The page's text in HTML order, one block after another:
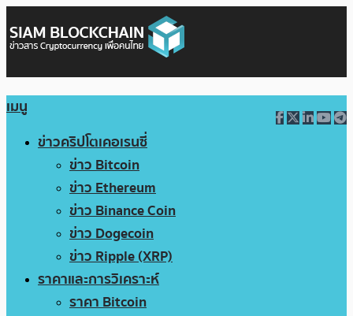
เมนู
ข่าวคริปโตเคอเรนซี่
ข่าว Bitcoin
ข่าว Ethereum
ข่าว Binance Coin
ข่าว Dogecoin
ข่าว Ripple (XRP)
ราคาและการวิเคราะห์
ราคา Bitcoin